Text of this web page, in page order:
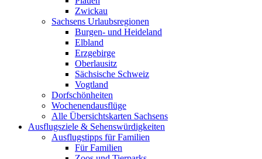
Zwickau
Sachsens Urlaubsregionen
Burgen- und Heideland
Elbland
Erzgebirge
Oberlausitz
Sächsische Schweiz
Vogtland
Dorfschönheiten
Wochenendausflüge
Alle Übersichtskarten Sachsens
Ausflugsziele & Sehenswürdigkeiten
Ausflugstipps für Familien
Für Familien